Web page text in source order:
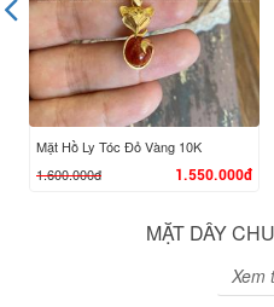
Mặt Hồ Ly Tóc Đỏ Vàng 10K
1.600.000đ
1.550.000đ
MẶT DÂY
Xem